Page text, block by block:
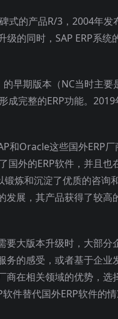
式的产品R/3，2004年发
的同时，SAP ERP系统
早期版本（NC当时主要
成完整的ERP功能。2019
和Oracle这些国外ERP厂
国外的ERP软件，并且也
锻炼和沉淀了优质的咨询
发展，其产品获得了较高
要大版本升级时，大部分
务的感受，或者基于企业
商在相关领域的优势，选
件替代国外ERP软件的